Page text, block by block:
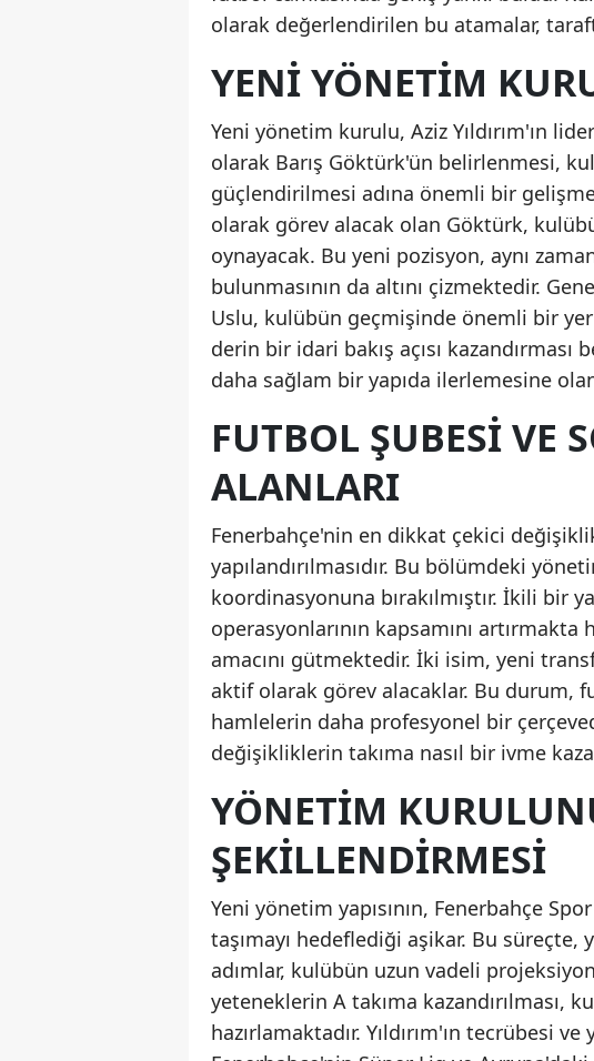
olarak değerlendirilen bu atamalar,
YENI YÖNETIM
Yeni yönetim kurulu, Aziz Yıldırım'ın
olarak Barış Göktürk'ün belirlenmesi,
güçlendirilmesi adına önemli bir
olarak görev alacak olan Göktürk,
oynayacak. Bu yeni pozisyon, aynı
bulunmasının da altını çizmektedir.
Uslu, kulübün geçmişinde önemli bir
derin bir idari bakış açısı
daha sağlam bir yapıda ilerlemesine
FUTBOL ŞUBESI VE
ALANLARI
Fenerbahçe'nin en dikkat çekici
yapılandırılmasıdır. Bu bölümdeki
koordinasyonuna bırakılmıştır. İkili bir
operasyonlarının kapsamını
amacını gütmektedir. İki isim, yeni
aktif olarak görev alacaklar. Bu durum,
hamlelerin daha profesyonel bir
değişikliklerin takıma nasıl bir ivme
YÖNETIM
ŞEKILLENDIRMESI
Yeni yönetim yapısının, Fenerbahçe
taşımayı hedeflediği aşikar. Bu
adımlar, kulübün uzun vadeli
yeteneklerin A takıma kazandırılması,
hazırlamaktadır. Yıldırım'ın tecrübesi